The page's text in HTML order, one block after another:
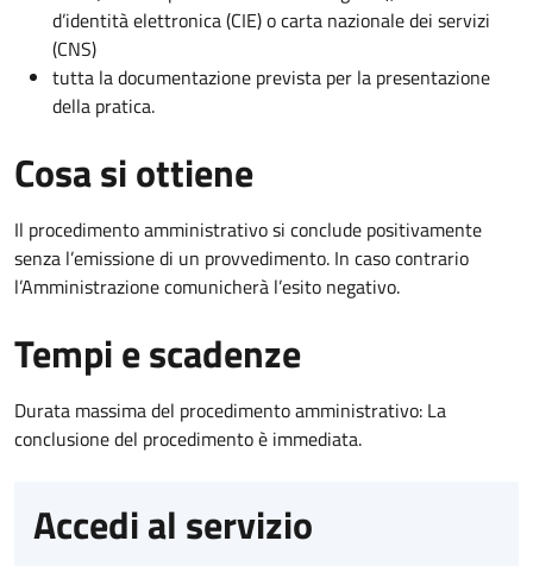
d’identità elettronica (CIE) o carta nazionale dei servizi
(CNS)
tutta la documentazione prevista per la presentazione
della pratica.
Cosa si ottiene
Il procedimento amministrativo si conclude positivamente
senza l’emissione di un provvedimento. In caso contrario
l’Amministrazione comunicherà l’esito negativo.
Tempi e scadenze
Durata massima del procedimento amministrativo: La
conclusione del procedimento è immediata.
Accedi al servizio